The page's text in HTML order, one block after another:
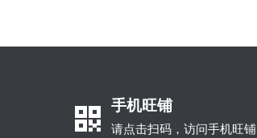
手机旺铺
请点击扫码，访问手机旺铺